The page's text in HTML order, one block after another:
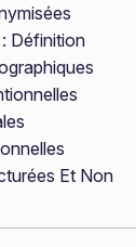
Définition
Et Non